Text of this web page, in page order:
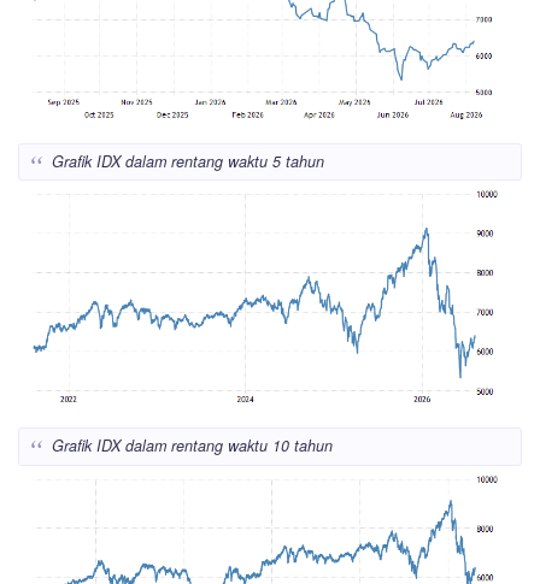
Grafik IDX dalam rentang waktu 5 tahun
Grafik IDX dalam rentang waktu 10 tahun